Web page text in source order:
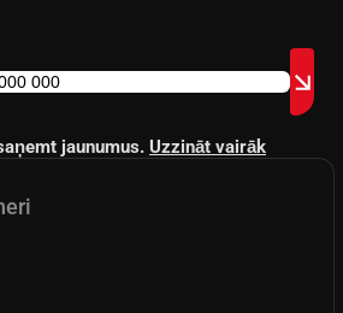
jaunumus. Uzzināt vairāk